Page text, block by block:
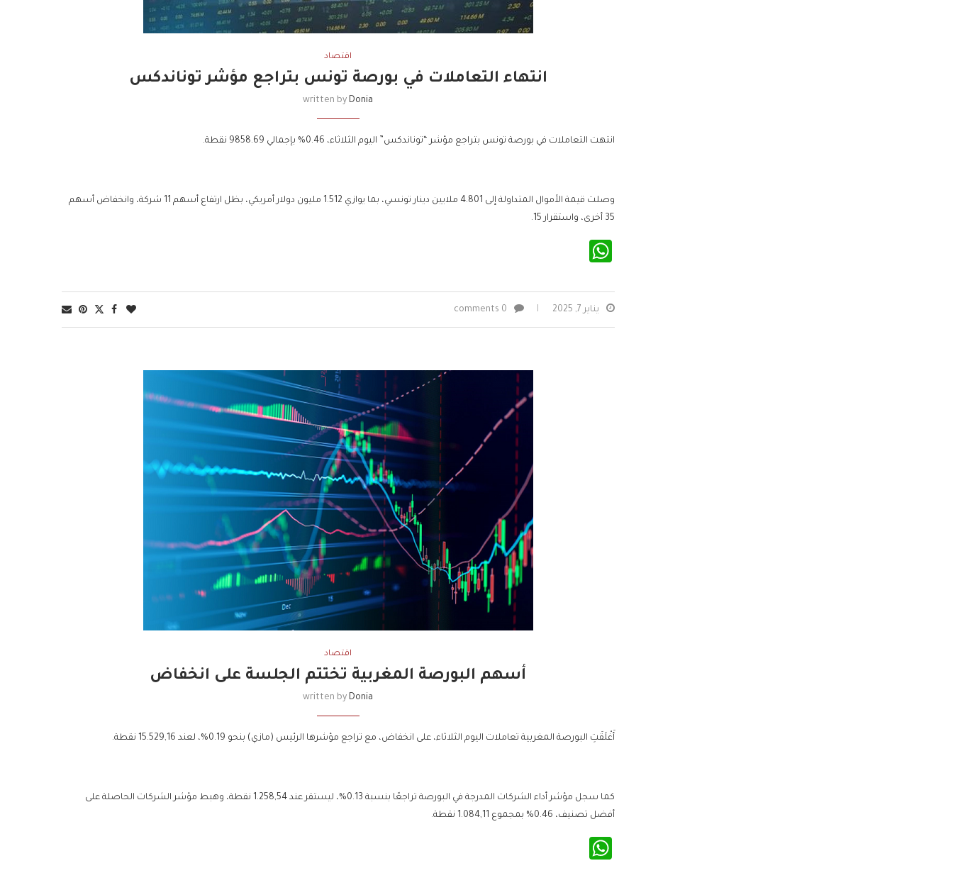
اقتصاد
انتهاء التعاملات في بورصة تونس بتراجع مؤشر توناندكس
written by Donia
انتهت التعاملات في بورصة تونس بتراجع مؤشر “توناندكس” اليوم الثلاثاء، 0.46% بإجمالي 9858.69 نقطة.
وصلت قيمة الأموال المتداولة إلى 4.801 ملايين دينار تونسي، بما يوازي 1.512 مليون دولار أمريكي، بظل ارتفاع أسهم 11 شركة، وانخفاض أسهم
35 أخرى، واستقرار 15.
يناير 7, 2025 0 comments
اقتصاد
أسهم البورصة المغربية تختتم الجلسة على انخفاض
written by Donia
أَغْلَقَتِ البورصة المغربية تعاملات اليوم الثلاثاء، على انخفاض، مع تراجع مؤشرها الرئيس (مازي) بنحو 0.19%، لعند 15.529,16 نقطة.
كما سجل مؤشر أداء الشركات المدرجة في البورصة تراجعًا بنسبة 0.13%، ليستقر عند 1.258,54 نقطة، وهبط مؤشر الشركات الحاصلة على
أفضل تصنيف، 0.46% بمجموع 1.084,11 نقطة.